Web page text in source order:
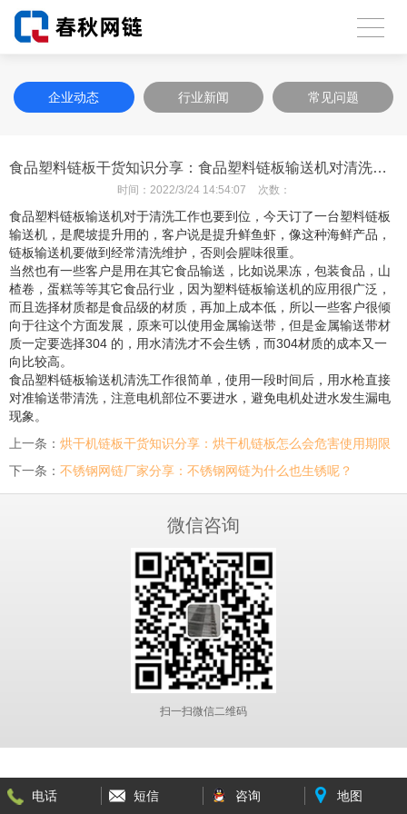
企业动态 行业新闻 常见问题
食品塑料链板干货知识分享：食品塑料链板输送机对清洗工作要到位！
时间： 2022/3/24 14:54:07 次数：
食品塑料链板输送机对于清洗工作也要到位，今天订了一台塑料链板
输送机，是爬坡提升用的，客户说是提升鲜鱼虾，像这种海鲜产品，
链板输送机要做到经常清洗维护，否则会腥味很重。
当然也有一些客户是用在其它食品输送，比如说果冻，包装食品，山
楂卷，蛋糕等等其它食品行业，因为塑料链板输送机的应用很广泛，
而且选择材质都是食品级的材质，再加上成本低，所以一些客户很倾
向于往这个方面发展，原来可以使用金属输送带，但是金属输送带材
质一定要选择304 的，用水清洗才不会生锈，而304材质的成本又一
向比较高。
食品塑料链板输送机清洗工作很简单，使用一段时间后，用水枪直接
对准输送带清洗，注意电机部位不要进水，避免电机处进水发生漏电
现象。
上一条： 烘干机链板干货知识分享：烘干机链板怎么会危害使用期限
下一条： 不锈钢网链厂家分享：不锈钢网链为什么也生锈呢？
微信咨询
扫一扫微信二维码
电话 短信 咨询 地图